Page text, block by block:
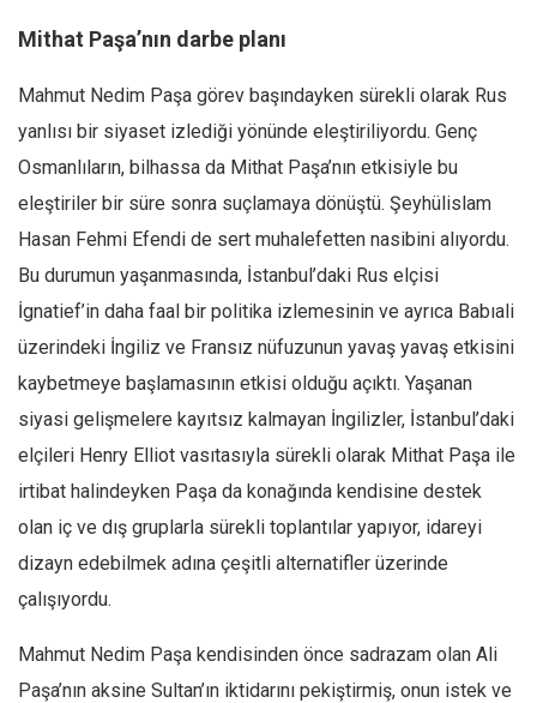
Yusuf Armağan
Leyla Şerif Emin
Selçuk Türkyılmaz
Abir E. Nahas
Amina S. Jenenkovic
Bağdagül Öz
Esra Elönü
» Yazar arşivi
Bu Sayı
Tüm Sayılar
Kategoriler
Kültür Sanat
Kitap
Mithat Paşa’nın darbe planı
Mahmut Nedim Paşa görev başındayken sürekli olarak Rus
yanlısı bir siyaset izlediği yönünde eleştiriliyordu. Genç
Osmanlıların, bilhassa da Mithat Paşa’nın etkisiyle bu
eleştiriler bir süre sonra suçlamaya dönüştü. Şeyhülislam
Hasan Fehmi Efendi de sert muhalefetten nasibini alıyordu.
Bu durumun yaşanmasında, İstanbul’daki Rus elçisi
İgnatief’in daha faal bir politika izlemesinin ve ayrıca Babıali
üzerindeki İngiliz ve Fransız nüfuzunun yavaş yavaş etkisini
kaybetmeye başlamasının etkisi olduğu açıktı. Yaşanan
siyasi gelişmelere kayıtsız kalmayan İngilizler, İstanbul’daki
elçileri Henry Elliot vasıtasıyla sürekli olarak Mithat Paşa ile
irtibat halindeyken Paşa da konağında kendisine destek
olan iç ve dış gruplarla sürekli toplantılar yapıyor, idareyi
dizayn edebilmek adına çeşitli alternatifler üzerinde
çalışıyordu.
Mahmut Nedim Paşa kendisinden önce sadrazam olan Ali
Paşa’nın aksine Sultan’ın iktidarını pekiştirmiş, onun istek ve